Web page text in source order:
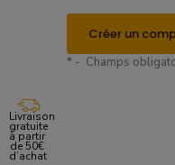
Créer un
* - Champs
Livraison
gratuite
à partir
de 50€
d’achat